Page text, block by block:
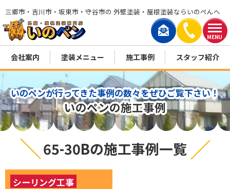
MENU
三郷市・吉川市・坂東市・守谷市の 外壁塗装・屋根塗装ならいのぺんへ
会社案内 塗装メニュー 施工事例 スタッフ紹介
いのペンが行ってきた事例の数々をぜひご覧下さい！
いのペンの施工事例
65-30Bの施工事例一覧
シーリング工事